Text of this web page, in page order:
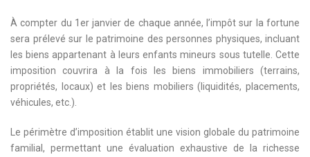
À compter du 1er janvier de chaque année, l’impôt sur la fortune
sera prélevé sur le patrimoine des personnes physiques, incluant
les biens appartenant à leurs enfants mineurs sous tutelle. Cette
imposition couvrira à la fois les biens immobiliers (terrains,
propriétés, locaux) et les biens mobiliers (liquidités, placements,
véhicules, etc.).
Le périmètre d’imposition établit une vision globale du patrimoine
familial, permettant une évaluation exhaustive de la richesse